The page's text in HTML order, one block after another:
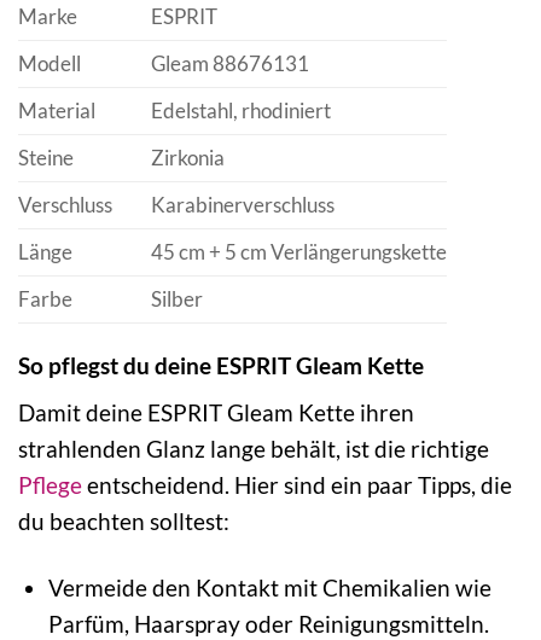
Marke
ESPRIT
Modell
Gleam 88676131
Material
Edelstahl, rhodiniert
Steine
Zirkonia
Verschluss
Karabinerverschluss
Länge
45 cm + 5 cm Verlängerungskette
Farbe
Silber
So pflegst du deine ESPRIT Gleam Kette
Damit deine ESPRIT Gleam Kette ihren
strahlenden Glanz lange behält, ist die richtige
Pflegeentscheidend. Hier sind ein paar Tipps, die
du beachten solltest:
Vermeide den Kontakt mit Chemikalien wie
Parfüm, Haarspray oder Reinigungsmitteln.